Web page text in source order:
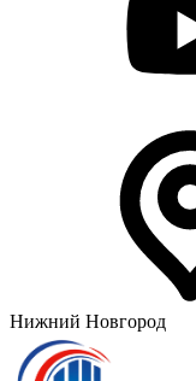
Нижний Новгород